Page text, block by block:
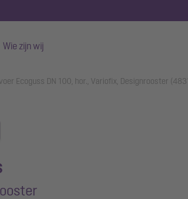
Wie zijn wij
Ecoguss DN 100, hor., Variofix, Designrooster